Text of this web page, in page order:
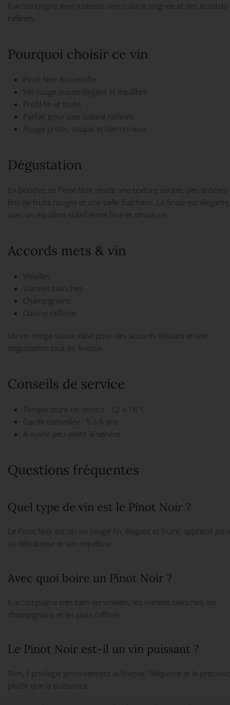
Il accompagne avec justesse une cuisine soignée et des accords
raffinés.
Pourquoi choisir ce vin
Pinot Noir bio certifié
Vin rouge suisse élégant et équilibré
Profil fin et fruité
Parfait pour une cuisine raffinée
Rouge précis, souple et harmonieux
Dégustation
En bouche, ce Pinot Noir révèle une texture souple, des arômes
fins de fruits rouges et une belle fraîcheur. La finale est élégante,
avec un équilibre subtil entre fruit et structure.
Accords mets & vin
Volailles
Viandes blanches
Champignons
Cuisine raffinée
Un vin rouge suisse idéal pour des accords délicats et une
dégustation tout en finesse.
Conseils de service
Température de service : 12 à 16°C
Garde conseillée : 5 à 6 ans
À ouvrir peu avant le service
Questions fréquentes
Quel type de vin est le Pinot Noir ?
Le Pinot Noir est un vin rouge fin, élégant et fruité, apprécié
sa délicatesse et son équilibre.
Avec quoi boire un Pinot Noir ?
Il accompagne très bien les volailles, les viandes blanches, les
champignons et les plats raffinés.
Le Pinot Noir est-il un vin puissant ?
Non, il privilégie généralement la finesse, l’élégance et la
plutôt que la puissance.